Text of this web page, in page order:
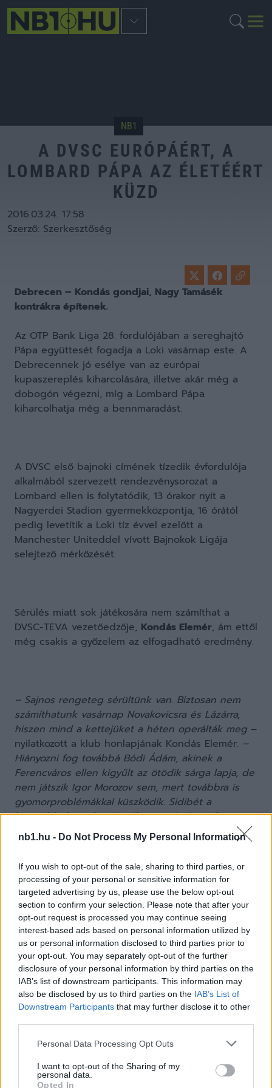
nb1.hu - Do Not Process My Personal Information
If you wish to opt-out of the sale, sharing to third parties, or
processing of your personal or sensitive information for
targeted advertising by us, please use the below opt-out
section to confirm your selection. Please note that after your
opt-out request is processed you may continue seeing
interest-based ads based on personal information utilized by
us or personal information disclosed to third parties prior to
your opt-out. You may separately opt-out of the further
disclosure of your personal information by third parties on the
IAB’s list of downstream participants. This information may
also be disclosed by us to third parties on the IAB’s List of
Downstream Participants that may further disclose it to other
Please note that this website/app uses one or more Google
not limited to your visit or usage behaviour. You may click to
grant or deny consent to Google and its third-party tags to
Personal Data Processing Opt Outs
I want to opt-out of the Sharing of my
personal data.
Opted In
NB1
A DVSC EURÓPÁÉRT, A
LOMBARD PÁPA AZ ÉLETÉÉRT
KÜZD
2016.03.24. 17:58
Szerző: Szerkesztőség
Debrecen – Kondás gondjai, Nagy Tamásék
kontrákra építenek.
Az OTP Bank Liga 28. fordulójában a sereghajtó
Pápa együttesét fogadja a Loki vasárnap este. A
Debrecennek jó esélye van az európai
kupaszereplés kiharcolására, illetve akár még a
dobogón végezni, míg a Lombard Pápa
kiharcolhatja még a bennmaradást.
A DVSC első bajnoki címének tízedik évfordulója
alkalmából szervezett rendezvénysorozat a
Lombard ellen is folytatódik, 13 órakor nyit a
Nagyerdei Stadion gyermekközpontja, 16 órától
pedig levetítik a Loki tíz évvel ezelőtt a
Manchester Uniteddel vívott Bajnokok Ligája
selejtező mérkőzését.
Sérülés miatt sok játékosára nem számíthat a
DVSC-TEVA vezetőedzője, Kondás Elemér, ám ettől
még csakis a győzelem az elfogadható eredmény.
– Sajnos rengeteg sérültünk van. Biztosan nem
számíthatunk vasárnap Novakovicsra és Lázárra,
hiszen mind a kettejüket a héten operálták meg –
nyilatkozott a klub honlapjának Kondás Elemér. –
Hiányozni fog továbbá Bódi Ádám, akinek a
Ferencváros ellen kigyűlt az ötödik sárga lapja, de
nem játszik Igor Morozov sem, mert továbbra is
gyomorproblémákkal küszködik. Sidibét a
legutóbbi bajnokin rúgták meg, és Bouadla is
sérült. A többi sérültünk játéka egyelőre még
kérdéses. Voltak olyanok, akik nem tudtak teljes
értékű edzésmunkát végezni a héten, de az
elkövetkezendő napokban kiderül, kire
számíthatunk és kire nem a Pápa elleni meccsen.
Nagyon nehéz kilencven percre számítok
egyébként, az ilyen találkozókon a legnehezebb
győzni. Utolsó helyen áll a Pápa, ráadásul egyéb
gondjaik is vannak, viszont nekünk ezzel nem
szabad foglalkoznunk. A legfontosabb számunkra,
hogy begyűjtsük a három pontot. Úgy kell
futballoznunk, hogy győztesen hagyjuk el a pályát.
(fotó:boon.hu)